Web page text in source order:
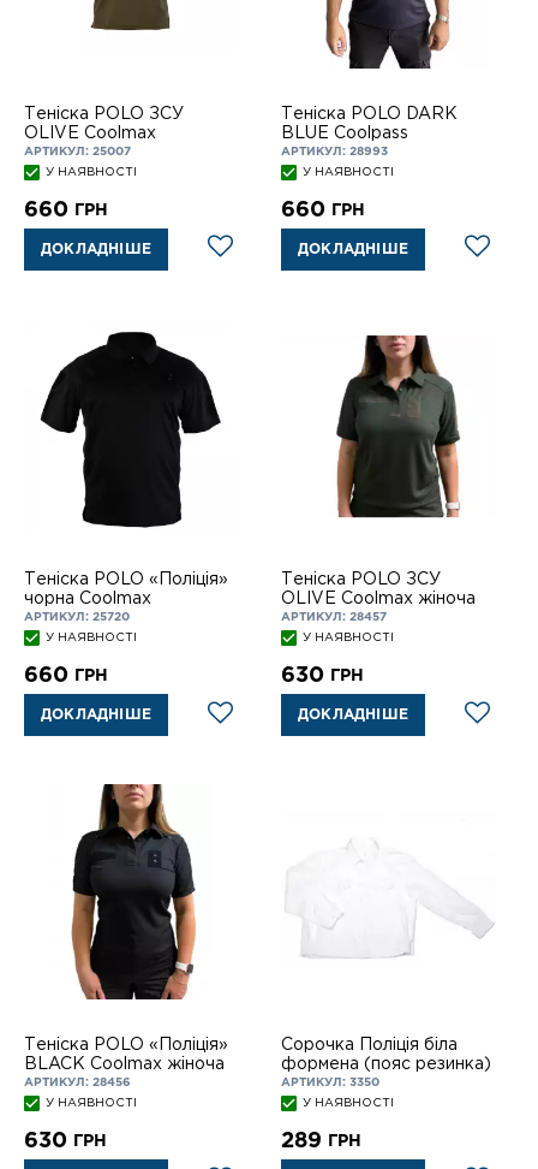
Теніска POLO ЗСУ
OLIVE Coolmax
АРТИКУЛ: 25007
У НАЯВНОСТІ
660 ГРН
ДОКЛАДНІШЕ
Теніска POLO DARK
BLUE Coolpass
АРТИКУЛ: 28993
У НАЯВНОСТІ
660 ГРН
ДОКЛАДНІШЕ
Теніска POLO «Поліція»
чорна Coolmax
АРТИКУЛ: 25720
У НАЯВНОСТІ
660 ГРН
ДОКЛАДНІШЕ
Теніска POLO ЗСУ
OLIVE Coolmax жіноча
АРТИКУЛ: 28457
У НАЯВНОСТІ
630 ГРН
ДОКЛАДНІШЕ
Теніска POLO «Поліція»
BLACK Coolmax жіноча
АРТИКУЛ: 28456
У НАЯВНОСТІ
630 ГРН
Сорочка Поліція біла
формена (пояс резинка)
АРТИКУЛ: 3350
У НАЯВНОСТІ
289 ГРН